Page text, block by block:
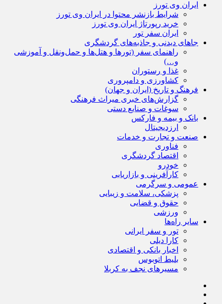
ایران وی تورز
شرایط بازنشر محتوا در ایران وی تورز
خرید رپورتاژ ایران وی تورز
ایران سفر تور
جاهای دیدنی و جاذبه‌های گردشگری
راهنمای سفر (تورها و هتل‌ها و حمل‌و‌نقل و آموزشی
و…)
غذا و رستوران
کشاورزی و دامپروری
فرهنگ و تاریخ (ایران و جهان)
گزارش‌های خبری میراث فرهنگی
سوغات و صنایع دستی
بانک و بیمه و فارکس
ارزدیجیتال
صنعت و تجارت و خدمات
فناوری
اقتصاد گردشگری
خودرو
کارآفرینی و بازاریابی
عمومی و سرگرمی
پزشکی، سلامت و زیبایی
حقوق و قضایی
ورزشی
سایر راه‌ها
تور و سفر ایرانی
کارا دیلی
اخبار بانکی و اقتصادی
بلیط اتوبوس
مسیرهای نجف به کربلا